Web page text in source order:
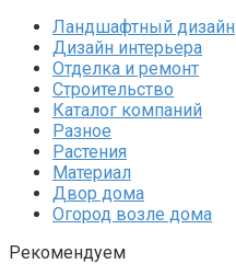
Ландшафтный дизайн
Дизайн интерьера
Отделка и ремонт
Строительство
Каталог компаний
Разное
Растения
Материал
Двор дома
Огород возле дома
Рекомендуем